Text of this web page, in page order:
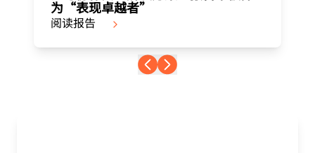
为“表现卓越者”
阅读报告